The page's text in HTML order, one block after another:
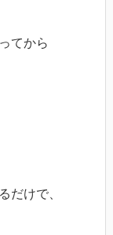
てから
だけで、